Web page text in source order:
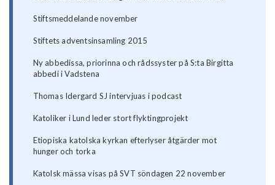
Stiftsmeddelande november
Stiftets adventsinsamling 2015
Ny abbedissa, priorinna och rådssyster på S:ta Birgitta
abbedi i Vadstena
Thomas Idergard SJ intervjuas i podcast
Katoliker i Lund leder stort flyktingprojekt
Etiopiska katolska kyrkan efterlyser åtgärder mot
hunger och torka
Katolsk mässa visas på SVT söndagen 22 november